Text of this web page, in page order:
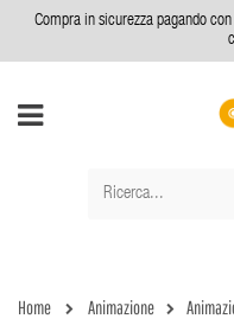
Compra in sicurezza pagando
Home Animazione